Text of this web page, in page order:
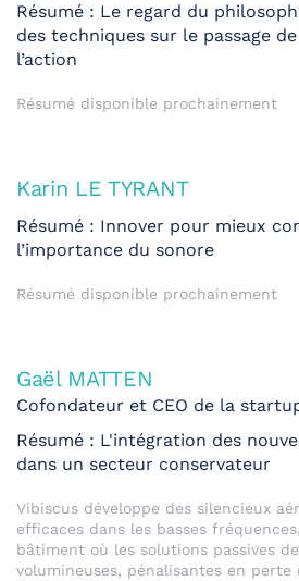
Résumé : Le regard du
des techniques sur le passage
l’action
Résumé disponible prochainement
Karin LE TYRANT
Résumé : Innover pour mieux
l’importance du sonore
Résumé disponible prochainement
Gaël MATTEN
Cofondateur et CEO de la
Résumé : L'intégration des
dans un secteur conservateur
Vibiscus développe des silencieux
efficaces dans les basses
bâtiment où les solutions passives
volumineuses, pénalisantes en